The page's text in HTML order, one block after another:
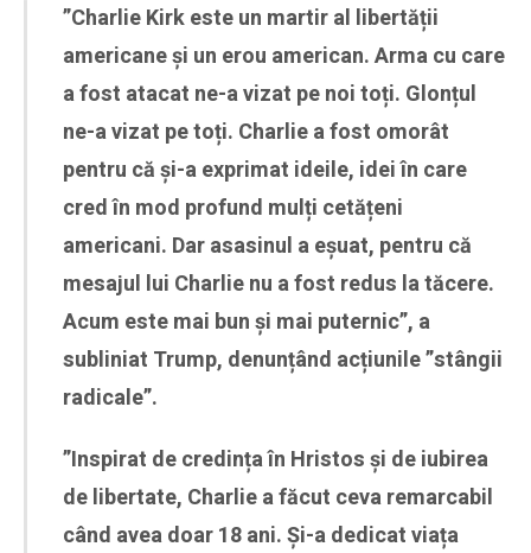
”Charlie Kirk este un martir al libertății
americane și un erou american. Arma cu care
a fost atacat ne-a vizat pe noi toți. Glonțul
ne-a vizat pe toți. Charlie a fost omorât
pentru că și-a exprimat ideile, idei în care
cred în mod profund mulți cetățeni
americani. Dar asasinul a eșuat, pentru că
mesajul lui Charlie nu a fost redus la tăcere.
Acum este mai bun și mai puternic”, a
subliniat Trump, denunțând acțiunile ”stângii
radicale”.
”Inspirat de credința în Hristos și de iubirea
de libertate, Charlie a făcut ceva remarcabil
când avea doar 18 ani. Și-a dedicat viața